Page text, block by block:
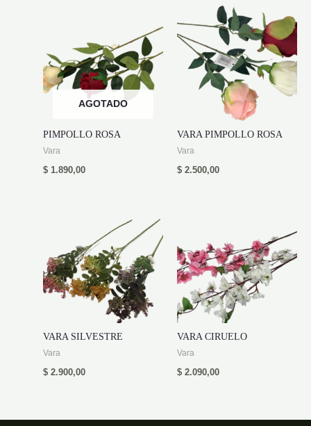
AGOTADO
PIMPOLLO ROSA
Vara
$ 1.890,00
VARA PIMPOLLO ROSA
Vara
$ 2.500,00
VARA SILVESTRE
Vara
$ 2.900,00
VARA CIRUELO
Vara
$ 2.090,00